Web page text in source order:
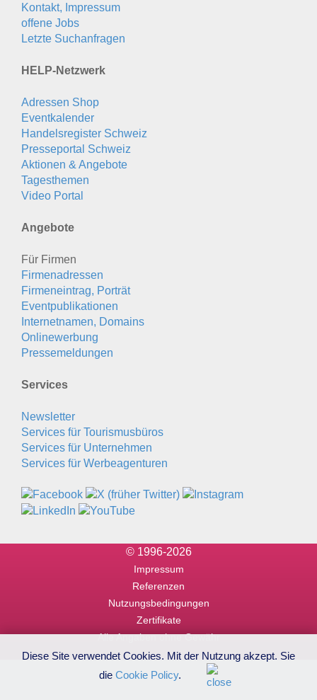
Kontakt, Impressum
offene Jobs
Letzte Suchanfragen
HELP-Netzwerk
Adressen Shop
Eventkalender
Handelsregister Schweiz
Presseportal Schweiz
Aktionen & Angebote
Tagesthemen
Video Portal
Angebote
Für Firmen
Firmenadressen
Firmeneintrag, Porträt
Eventpublikationen
Internetnamen, Domains
Onlinewerbung
Pressemeldungen
Services
Newsletter
Services für Tourismusbüros
Services für Unternehmen
Services für Werbeagenturen
© 1996-2026
Impressum
Referenzen
Nutzungsbedingungen
Zertifikate
Alle Angaben ohne Gewähr
Diese Site verwendet Cookies. Mit der Nutzung akzept. Sie
die Cookie Policy.